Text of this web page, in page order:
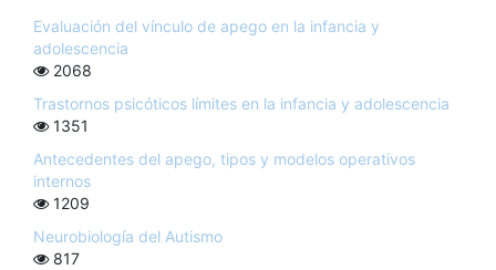
Evaluación del vínculo de apego en la infancia y
adolescencia
2068
Trastornos psicóticos límites en la infancia y adolescencia
1351
Antecedentes del apego, tipos y modelos operativos
internos
1209
Neurobiología del Autismo
817